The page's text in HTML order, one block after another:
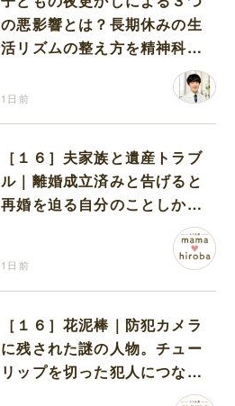
の悪影響とは？長期休みの生
活リズムの整え方を精神科医
1日前
［１６］夫家族と遺産トラブ
ル｜離婚成立済みと告げると
再婚を迫る自分のことしか考
1日前
［１６］花泥棒｜防犯カメラ
に残された謎の人物。チュー
リップを切った犯人につなが
る証拠になるのか期待する